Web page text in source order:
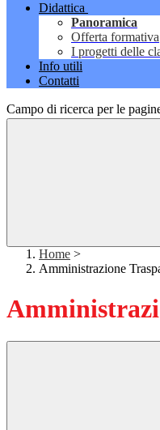
Didattica
Panoramica
Offerta formativa
I progetti delle
Info utili
Contatti
Campo di ricerca per le
Home >
Amministrazione